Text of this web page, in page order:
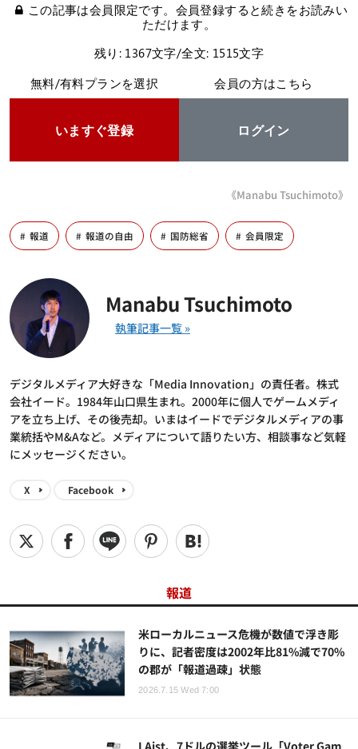
この記事は会員限定です。会員登録すると続きをお読みい
ただけます。
残り: 1367文字/全文: 1515文字
無料/有料プランを選択
いますぐ登録
会員の方はこちら
ログイン
《Manabu Tsuchimoto》
報道 報道の自由 国防総省 会員限定
Manabu Tsuchimoto
デジタルメディア大好きな「Media Innovation」の責任者。株式
会社イード。1984年山口県生まれ。2000年に個人でゲームメディ
アを立ち上げ、その後売却。いまはイードでデジタルメディアの事
業統括やM&Aなど。メディアについて語りたい方、相談事など気軽
にメッセージください。
X Facebook
報道
米ローカルニュース危機が数値で浮き彫
りに、記者密度は2002年比81%減で70%
の郡が「報道過疎」状態
2026.7.15 Wed 7:00
LAist、7ドルの選挙ツール「Voter Gam